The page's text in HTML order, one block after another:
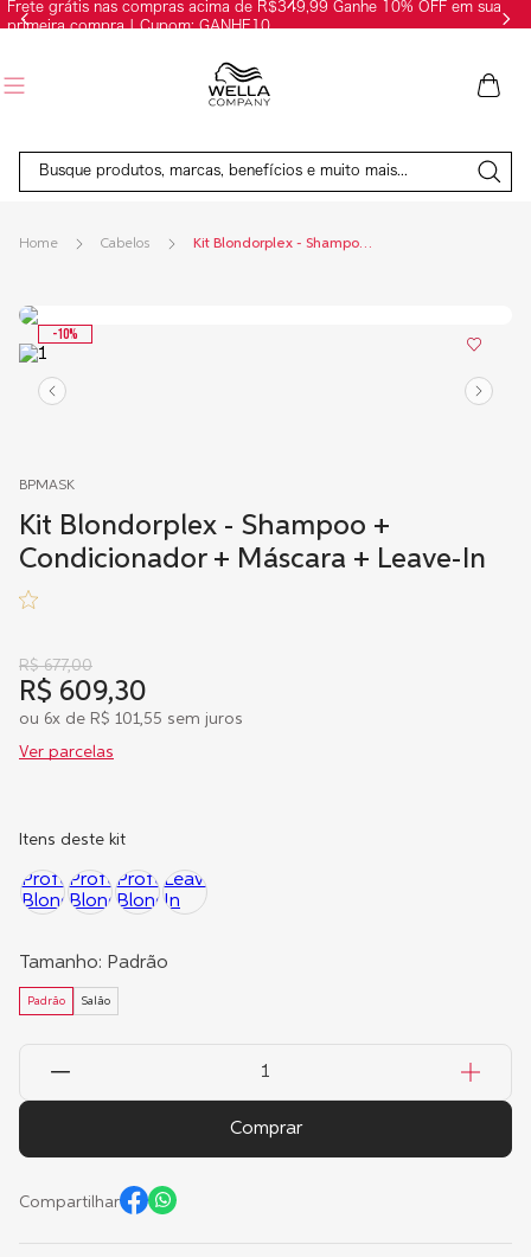
Frete grátis nas compras acima de R$349,99 Ganhe 10% OFF em sua
primeira compra | Cupom: GANHE10
Busque produtos, marcas, benefícios e muito mais...
Cabelos Kit Blondorplex - Shampoo + Condicionador + Máscara + Leave-In
-10%
BPMASK
Kit Blondorplex - Shampoo +
Condicionador + Máscara + Leave-In
R$ 677,00
R$ 609,30
ou 6x de R$ 101,55 sem juros
Ver parcelas
Itens deste kit
Tamanho: Padrão
Padrão Salão
Comprar
Compartilhar